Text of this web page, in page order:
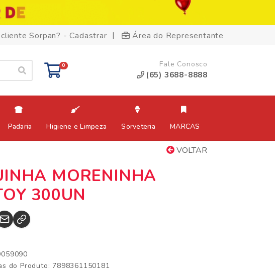
Sorpan? - Cadastrar | Área do Representante
0 Fale Conosco
(65) 3688-8888
Padaria Higiene e Limpeza Sorveteria MARCAS
VOLTAR
MORENINHA
300UN
do Produto: 7898361150181